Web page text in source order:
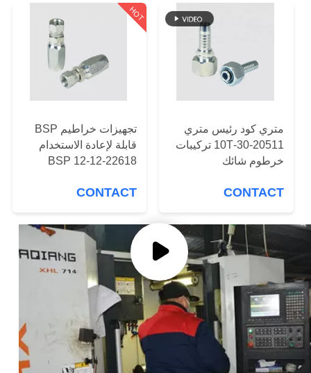
خريطة
الموقع
PRIVACY
POLICY
HOT
تجهيزات خراطيم BSP
قابلة لإعادة الاستخدام
22618-12-12 BSP
CONTACT
متري كود رئيس متري
20511-30-10T تركيبات
خرطوم شائك
CONTACT